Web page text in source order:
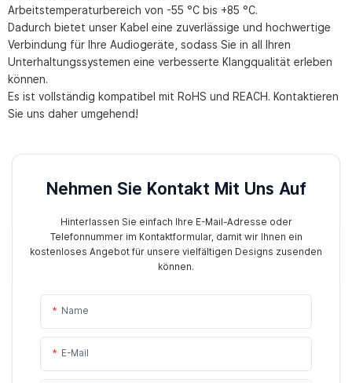
Arbeitstemperaturbereich von -55 °C bis +85 °C.
Dadurch bietet unser Kabel eine zuverlässige und hochwertige
Verbindung für Ihre Audiogeräte, sodass Sie in all Ihren
Unterhaltungssystemen eine verbesserte Klangqualität erleben
können.
Es ist vollständig kompatibel mit RoHS und REACH. Kontaktieren
Sie uns daher umgehend!
Nehmen Sie Kontakt Mit Uns Auf
Hinterlassen Sie einfach Ihre E-Mail-Adresse oder
Telefonnummer im Kontaktformular, damit wir Ihnen ein
kostenloses Angebot für unsere vielfältigen Designs zusenden
können.
Name
E-Mail